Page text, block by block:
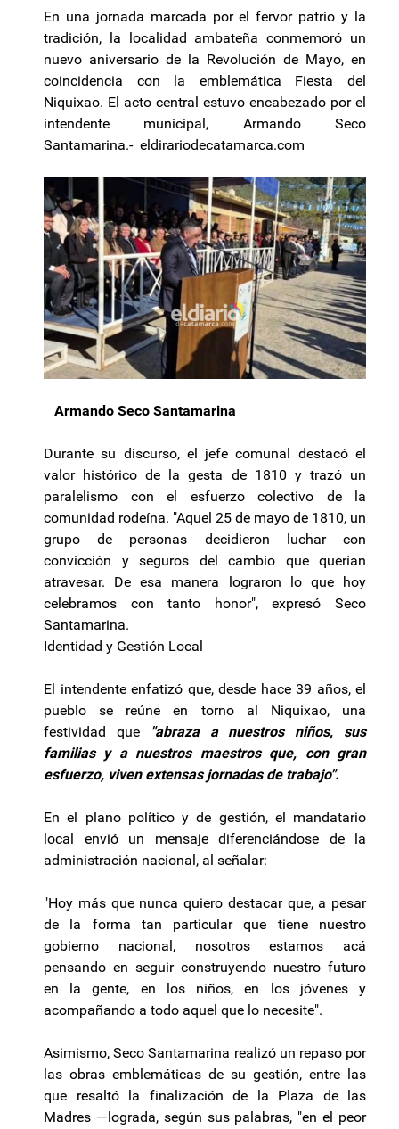
En una jornada marcada por el fervor patrio y la
tradición, la localidad ambateña conmemoró un
nuevo aniversario de la Revolución de Mayo, en
coincidencia con la emblemática Fiesta del
Niquixao. El acto central estuvo encabezado por el
intendente municipal, Armando Seco
Santamarina.- eldirariodecatamarca.com
Armando Seco Santamarina
Durante su discurso, el jefe comunal destacó el
valor histórico de la gesta de 1810 y trazó un
paralelismo con el esfuerzo colectivo de la
comunidad rodeína. "Aquel 25 de mayo de 1810, un
grupo de personas decidieron luchar con
convicción y seguros del cambio que querían
atravesar. De esa manera lograron lo que hoy
celebramos con tanto honor", expresó Seco
Santamarina.
Identidad y Gestión Local
El intendente enfatizó que, desde hace 39 años, el
pueblo se reúne en torno al Niquixao, una
festividad que"abraza a nuestros niños, sus
familias y a nuestros maestros que, con gran
esfuerzo, viven extensas jornadas de trabajo".
En el plano político y de gestión, el mandatario
local envió un mensaje diferenciándose de la
administración nacional, al señalar:
"Hoy más que nunca quiero destacar que, a pesar
de la forma tan particular que tiene nuestro
gobierno nacional, nosotros estamos acá
pensando en seguir construyendo nuestro futuro
en la gente, en los niños, en los jóvenes y
acompañando a todo aquel que lo necesite".
Asimismo, Seco Santamarina realizó un repaso por
las obras emblemáticas de su gestión, entre las
que resaltó la finalización de la Plaza de las
Madres —lograda, según sus palabras, "en el peor